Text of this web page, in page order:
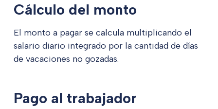
Cálculo del monto
El monto a pagar se calcula multiplicando el
salario diario integrado por la cantidad de días
de vacaciones no gozadas.
Pago al trabajador